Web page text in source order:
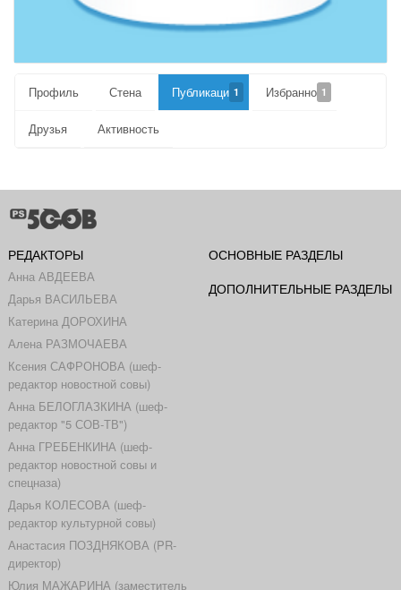
Профиль Стена Публикации1 Избранное1
Друзья Активность
РЕДАКТОРЫ
Анна АВДЕЕВА
Дарья ВАСИЛЬЕВА
Катерина ДОРОХИНА
Алена РАЗМОЧАЕВА
Ксения САФРОНОВА (шеф-
редактор новостной совы)
Анна БЕЛОГЛАЗКИНА (шеф-
редактор "5 СОВ-ТВ")
Анна ГРЕБЕНКИНА (шеф-
редактор новостной совы и
спецназа)
Дарья КОЛЕСОВА (шеф-
редактор культурной совы)
Анастасия ПОЗДНЯКОВА (PR-
директор)
Юлия МАЖАРИНА (заместитель
ОСНОВНЫЕ РАЗДЕЛЫ
ДОПОЛНИТЕЛЬНЫЕ РАЗДЕЛЫ